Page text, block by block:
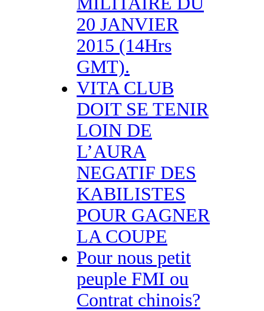
20 JANVIER
2015 (14Hrs
GMT).
VITA CLUB
DOIT SE TENIR
LOIN DE
L’AURA
NEGATIF DES
KABILISTES
POUR GAGNER
LA COUPE
Pour nous petit
peuple FMI ou
Contrat chinois?